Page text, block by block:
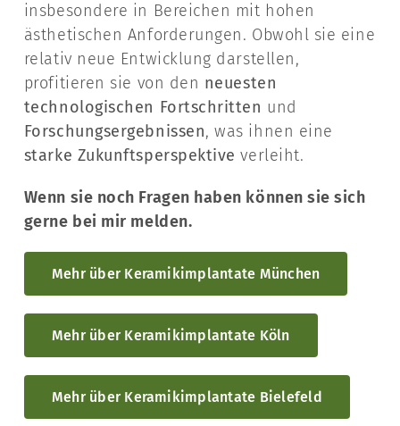
insbesondere in Bereichen mit hohen
ästhetischen Anforderungen. Obwohl sie eine
relativ neue Entwicklung darstellen,
profitieren sie von den neuesten
technologischen Fortschritten und
Forschungsergebnissen, was ihnen eine
starke Zukunftsperspektive verleiht.
Wenn sie noch Fragen haben können sie sich
gerne bei mir melden.
Mehr über Keramikimplantate München
Mehr über Keramikimplantate Köln
Mehr über Keramikimplantate Bielefeld